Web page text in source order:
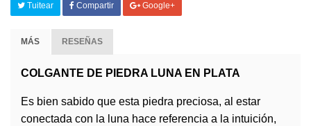
Tuitear Compartir Google+
MÁS RESEÑAS
COLGANTE DE PIEDRA LUNA EN PLATA
Es bien sabido que esta piedra preciosa, al estar
conectada con la luna hace referencia a la intuición,